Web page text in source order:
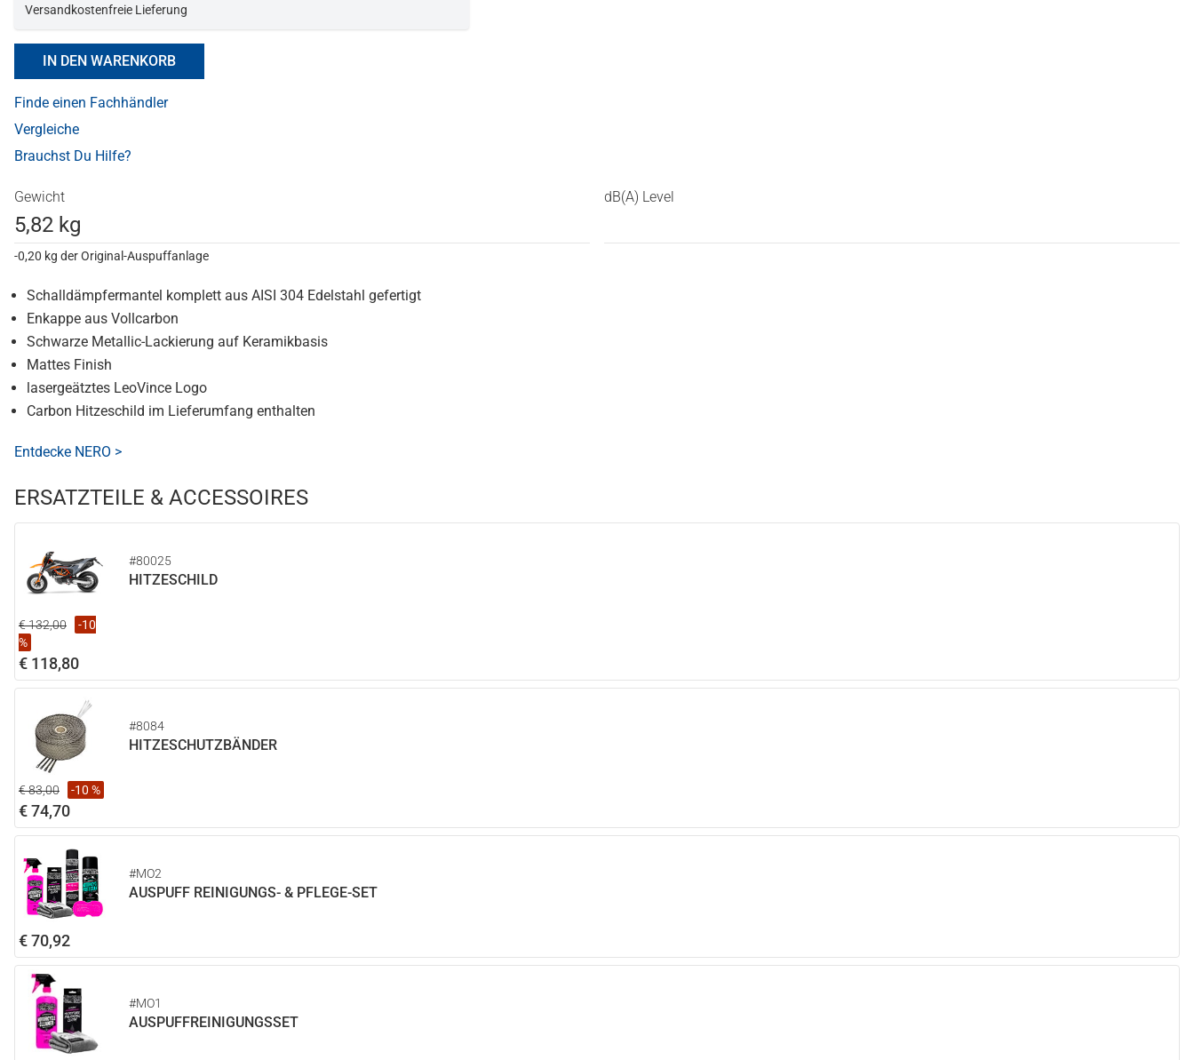
Versandkostenfreie Lieferung
IN DEN WARENKORB
Finde einen Fachhändler
Vergleiche
Brauchst Du Hilfe?
Gewicht
5,82 kg
-0,20 kg der Original-Auspuffanlage
dB(A) Level
Schalldämpfermantel komplett aus AISI 304 Edelstahl gefertigt
Enkappe aus Vollcarbon
Schwarze Metallic-Lackierung auf Keramikbasis
Mattes Finish
lasergeätztes LeoVince Logo
Carbon Hitzeschild im Lieferumfang enthalten
Entdecke NERO >
ERSATZTEILE & ACCESSOIRES
#80025
HITZESCHILD
€ 132,00
-10
%
€ 118,80
#8084
HITZESCHUTZBÄNDER
€ 83,00 -10 %
€ 74,70
#MO2
AUSPUFF REINIGUNGS- & PFLEGE-SET
€ 70,92
#MO1
AUSPUFFREINIGUNGSSET